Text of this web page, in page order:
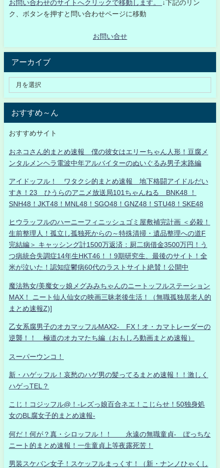
お問い合わせのサイトへクリックで移動します。
↓下記のリン
ク、ボタンを押すと問い合わせページに移動
お問い合せ
アーカイブ
おすすめ～ん
おすすめサイト
おネコさん的まとめ速報 僕の彼女はエリーちゃん人形！豆腐メ
ンタルメンヘラ電波中年アルバイターのぬいぐるみ男子末路編
アイドッフル！ ワタクシ的まとめ速報 地下格闘アイドルだい
すき！23 ひうらのアニメ放送局101ちゃんねる BNK48 ！
SNH48！JKT48！MNL48！SGO48！GNZ48！STU48！SKE48
ヒウラッフルのハーニーフィニッシュゴミ屋敷補完計画 ＜必殺！
生前整理人！孤立し孤独死からの～特殊清掃・遺品整理への道F
完結編＞ キャッシング計1500万返済：厨二病借金3500万円！う
つ病統合失調症14年生HKT46！！9期研究生、最後のサイト！全
米が泣いた！認知症鬱病60代のラストサイト絶賛！公開中
魔法熟女/美魔女ッ娘メグみみちゃんのニートッフルステーション
MAX！ ニート仙人仙女の映画三昧老後生活！（無職孤独居老人的
まとめ速報Z)]
乙女系腐男子のオカマッフルMAX2- FX！オ・カマトレーダーの
逆襲！！ 極道のオカマたち編（おもしろ動画まとめ速報）
スーパーウンコ！
新・ハゲッフル！哀愁のハゲ男の髪ってるまとめ速報！！激しく
ハゲっTEL？
こじ！コジッフル@！-レズっ娘百合ネエ！こじらせ！50独身処
女のBL腐女子的まとめ速報-
何だ！何が？真・シロッフル！！ 永遠の無職童貞- ぼっちな
ニート的まとめ速報！一生童貞上等夜露死苦！
男装スケバン女子！スケッフルまっくす！（新・ナンノひゃくし